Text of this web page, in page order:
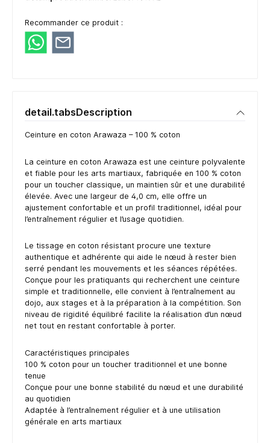
Recommander ce produit :
detail.tabsDescription
Ceinture en coton Arawaza – 100 % coton
La ceinture en coton Arawaza est une ceinture polyvalente
et fiable pour les arts martiaux, fabriquée en 100 % coton
pour un toucher classique, un maintien sûr et une durabilité
élevée. Avec une largeur de 4,0 cm, elle offre un
ajustement confortable et un profil traditionnel, idéal pour
l’entraînement régulier et l’usage quotidien.
Le tissage en coton résistant procure une texture
authentique et adhérente qui aide le nœud à rester bien
serré pendant les mouvements et les séances répétées.
Conçue pour les pratiquants qui recherchent une ceinture
simple et traditionnelle, elle convient à l’entraînement au
dojo, aux stages et à la préparation à la compétition. Son
niveau de rigidité équilibré facilite la réalisation d’un nœud
net tout en restant confortable à porter.
Caractéristiques principales
100 % coton pour un toucher traditionnel et une bonne
tenue
Conçue pour une bonne stabilité du nœud et une durabilité
au quotidien
Adaptée à l’entraînement régulier et à une utilisation
générale en arts martiaux